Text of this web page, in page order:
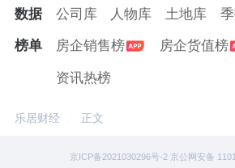
数据 公司库 人物库 土地库
榜单 房企销售榜 房企货值榜
资讯热榜
乐居财经 正文
京ICP备2021030296号-2 京公网安备